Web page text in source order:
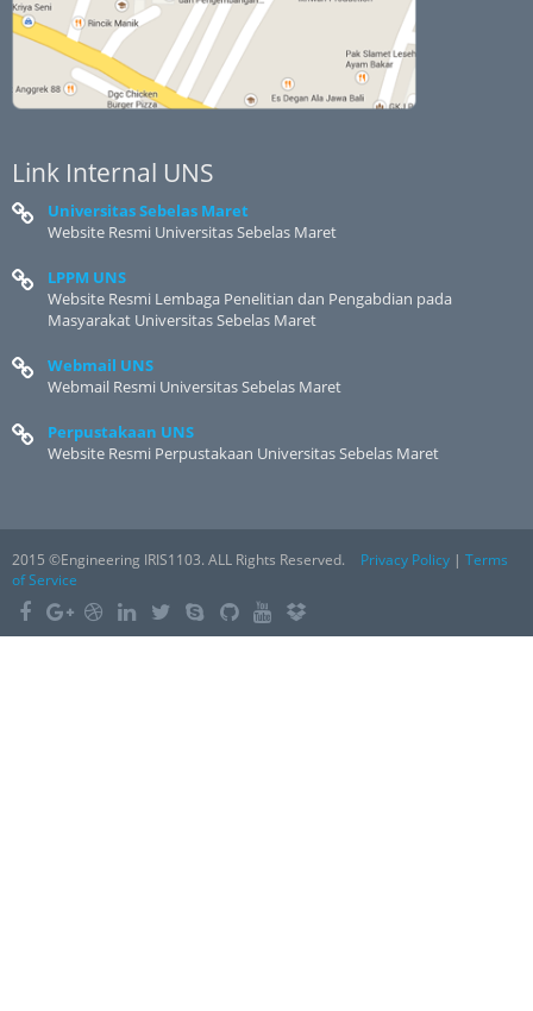
Link Internal UNS
Universitas Sebelas Maret
Website Resmi Universitas Sebelas Maret
LPPM UNS
Website Resmi Lembaga Penelitian dan Pengabdian pada
Masyarakat Universitas Sebelas Maret
Webmail UNS
Webmail Resmi Universitas Sebelas Maret
Perpustakaan UNS
Website Resmi Perpustakaan Universitas Sebelas Maret
2015 ©Engineering IRIS1103. ALL Rights Reserved. Privacy Policy | Terms
of Service